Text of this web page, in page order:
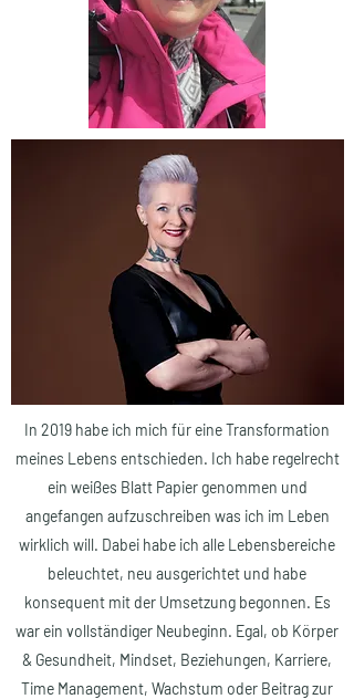
In 2019 habe ich mich für eine Transformation
meines Lebens entschieden. Ich habe regelrecht
ein weißes Blatt Papier genommen und
angefangen aufzuschreiben was ich im Leben
wirklich will. Dabei habe ich alle Lebensbereiche
beleuchtet, neu ausgerichtet und habe
konsequent mit der Umsetzung begonnen. Es
war ein vollständiger Neubeginn. Egal, ob Körper
& Gesundheit, Mindset, Beziehungen, Karriere,
Time Management, Wachstum oder Beitrag zur